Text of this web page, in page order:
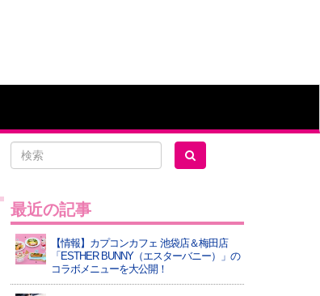
最近の記事
【情報】カプコンカフェ 池袋店＆梅田店
「ESTHER BUNNY（エスターバニー）」の
コラボメニューを大公開！